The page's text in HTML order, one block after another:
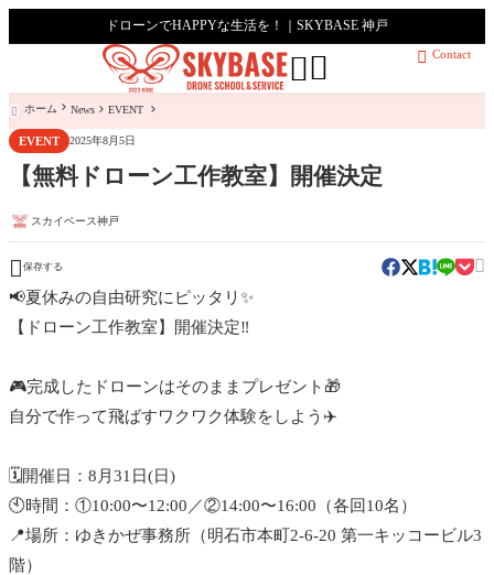
ドローンでHAPPYな生活を！｜SKYBASE 神戸
  Contact
 ホーム News EVENT
EVENT 2025年8月5日
【無料ドローン工作教室】開催決定
スカイベース神戸
 保存する 
📢夏休みの自由研究にピッタリ✨
【ドローン工作教室】開催決定‼️
🎮完成したドローンはそのままプレゼント🎁
自分で作って飛ばすワクワク体験をしよう✈️
🗓開催日：8月31日(日)
🕙時間：①10:00〜12:00／②14:00〜16:00（各回10名）
📍場所：ゆきかぜ事務所（明石市本町2-6-20 第一キッコービル3
階）